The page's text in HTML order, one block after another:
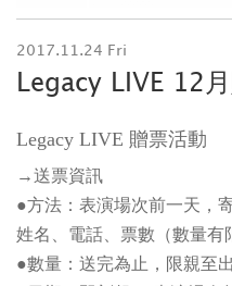
2017.11.24 Fri
Legacy LIVE 12
Legacy LIVE 贈票活動
→送票資訊
●方法：表演場次前一天，
姓名、電話、票數（數量有
●數量：送完為止，限親至